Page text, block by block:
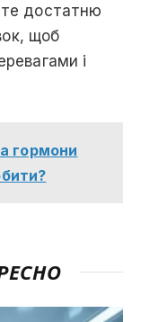
достатню
щоб
і
гормони